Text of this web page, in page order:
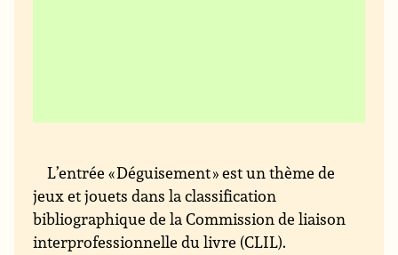
L’entrée « Déguisement » est un thème de
jeux et jouets dans la classification
bibliographique de la Commission de liaison
interprofessionnelle du livre (CLIL).